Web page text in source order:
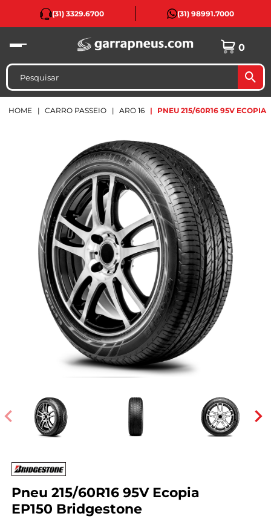
(31) 3329.6700 (31) 98991.7000
0
HOME CARRO PASSEIO ARO 16 PNEU 215/60R16 95V ECOPIA
Pneu 215/60R16 95V Ecopia
EP150 Bridgestone